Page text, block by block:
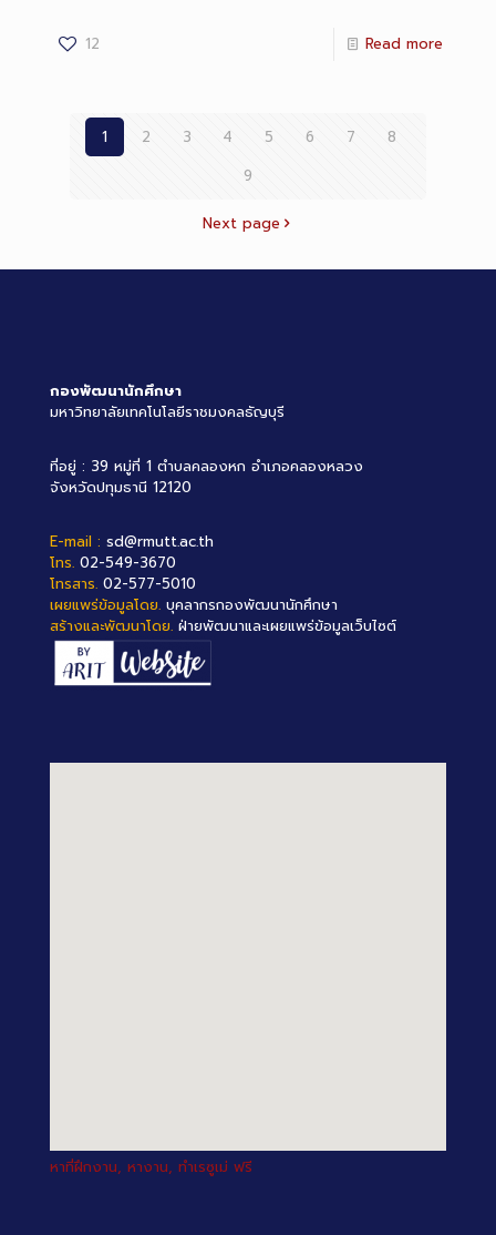
12 Read more
1 2 3 4 5 6 7
8
9
Next page
กองพัฒนานักศึกษา
มหาวิทยาลัยเทคโนโลยีราชมงคลธัญบุรี
ที่อยู่ : 39 หมู่ที่ 1 ตำบลคลองหก อำเภอคลองหลวง
จังหวัดปทุมธานี 12120
E-mail : sd@rmutt.ac.th
โทร. 02-549-3670
โทรสาร. 02-577-5010
เผยแพร่ข้อมูลโดย. บุคลากรกองพัฒนานักศึกษา
สร้างและพัฒนาโดย. ฝ่ายพัฒนาและเผยแพร่ข้อมูลเว็บไซต์
หาที่ฝึกงาน, หางาน, ทำเรซูเม่ ฟรี